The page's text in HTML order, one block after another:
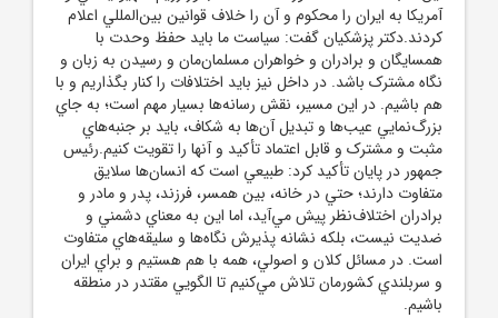
آمريکا به ايران را محکوم و آن را خلاف قوانين بين‌المللي اعلام
کردند.دکتر پزشکيان گفت: سياست ما بايد حفظ وحدت با
همسايگان و برادران و خواهران مسلمان‌مان و رسيدن به زبان و
نگاه مشترک باشد. در داخل نيز بايد اختلافات را کنار بگذاريم و با
هم باشيم. در اين مسير، نقش رسانه‌ها بسيار مهم است؛ به جاي
بزرگ‌نمايي عيب‌ها و تبديل آن‌ها به شکاف، بايد بر جنبه‌هاي
مثبت و مشترک و قابل اعتماد تأکيد و آنها را تقويت کنيم.رئيس
جمهور در پايان تأکيد کرد: طبيعي است که انسان‌ها سلايق
متفاوت دارند؛ حتي در خانه، بين همسر، فرزند، پدر و مادر و
برادران اختلاف‌نظر پيش مي‌آيد، اما اين به معناي دشمني و
ضديت نيست، بلکه نشانه پذيرش نگاه‌ها و سليقه‌هاي متفاوت
است. در مسائل کلان و اصولي، همه با هم هستيم و براي ايران
و سربلندي کشورمان تلاش مي‌کنيم تا الگويي مقتدر در منطقه
باشيم.